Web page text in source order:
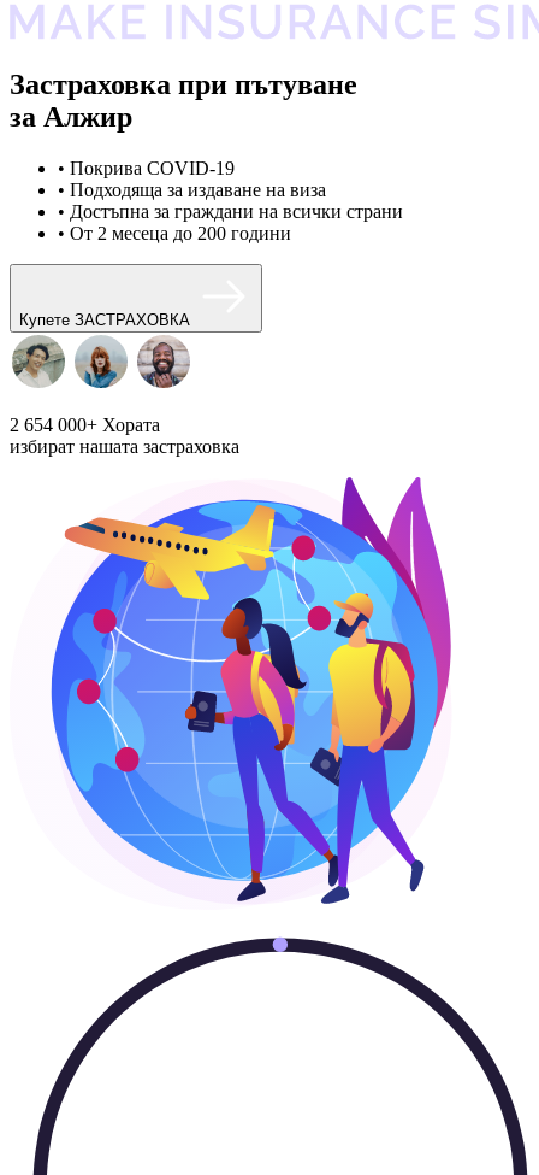
Застраховка при пътуване
за Алжир
• Покрива COVID-19
• Подходяща за издаване на виза
• Достъпна за граждани на всички страни
• От 2 месеца до 200 години
Купете ЗАСТРАХОВКА
2 654 000+ Хората
избират нашата застраховка